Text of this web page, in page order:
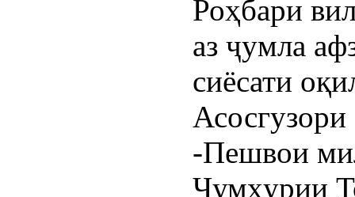
Роҳбари
аз ҷумла
сиёсати
-Пешвои
Ҷумҳурии